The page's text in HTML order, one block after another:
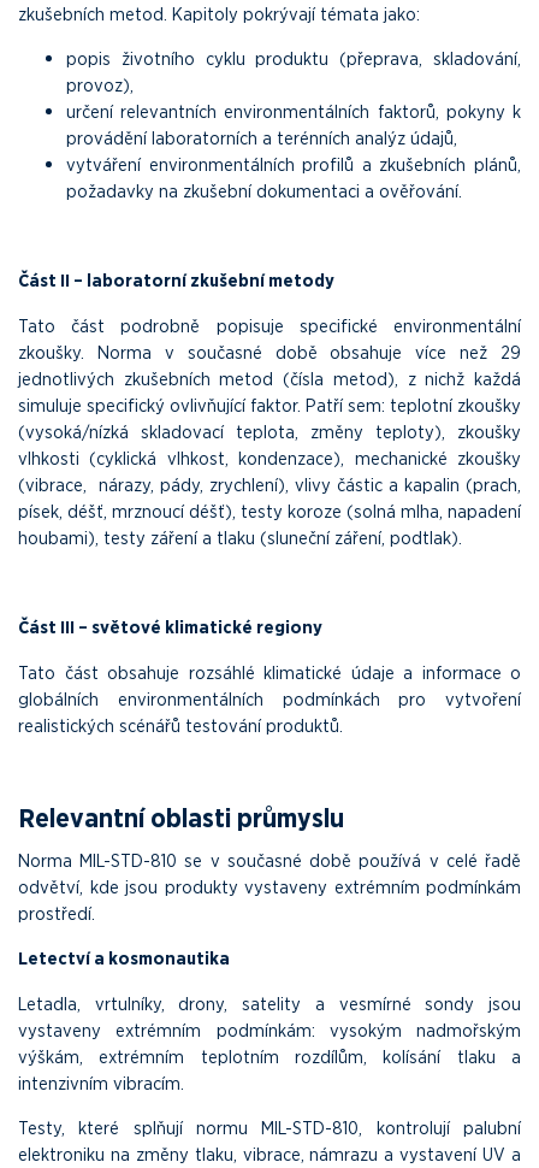
zkušebních metod. Kapitoly pokrývají témata jako:
popis životního cyklu produktu (přeprava, skladování,
provoz),
určení relevantních environmentálních faktorů, pokyny k
provádění laboratorních a terénních analýz údajů,
vytváření environmentálních profilů a zkušebních plánů,
požadavky na zkušební dokumentaci a ověřování.
Část II – laboratorní zkušební metody
Tato část podrobně popisuje specifické environmentální
zkoušky. Norma v současné době obsahuje více než 29
jednotlivých zkušebních metod (čísla metod), z nichž každá
simuluje specifický ovlivňující faktor. Patří sem: teplotní zkoušky
(vysoká/nízká skladovací teplota, změny teploty), zkoušky
vlhkosti (cyklická vlhkost, kondenzace), mechanické zkoušky
(vibrace, nárazy, pády, zrychlení), vlivy částic a kapalin (prach,
písek, déšť, mrznoucí déšť), testy koroze (solná mlha, napadení
houbami), testy záření a tlaku (sluneční záření, podtlak).
Část III – světové klimatické regiony
Tato část obsahuje rozsáhlé klimatické údaje a informace o
globálních environmentálních podmínkách pro vytvoření
realistických scénářů testování produktů.
Relevantní oblasti průmyslu
Norma MIL-STD-810 se v současné době používá v celé řadě
odvětví, kde jsou produkty vystaveny extrémním podmínkám
prostředí.
Letectví a kosmonautika
Letadla, vrtulníky, drony, satelity a vesmírné sondy jsou
vystaveny extrémním podmínkám: vysokým nadmořským
výškám, extrémním teplotním rozdílům, kolísání tlaku a
intenzivním vibracím.
Testy, které splňují normu MIL-STD-810, kontrolují palubní
elektroniku na změny tlaku, vibrace, námrazu a vystavení UV a